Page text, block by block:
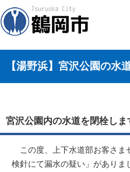
【湯野浜】宮沢公園の水
宮沢公園内の水道を閉栓しま
この度、上下水道部お客さま
検針にて漏水の疑い」があり